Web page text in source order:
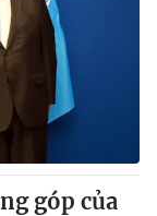
góp của